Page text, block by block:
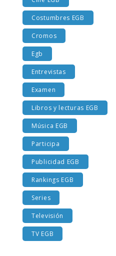
Cine EGB
Costumbres EGB
Cromos
Egb
Entrevistas
Examen
Libros y lecturas EGB
Música EGB
Participa
Publicidad EGB
Rankings EGB
Series
Televisión
TV EGB